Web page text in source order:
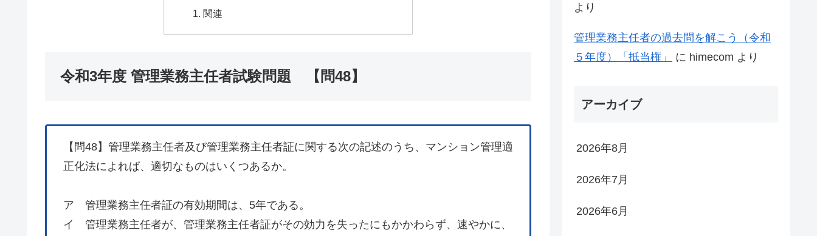
関連
令和3年度 管理業務主任者試験問題 【問48】
【問48】管理業務主任者及び管理業務主任者証に関する次の記述のうち、マンション管理適
正化法によれば、適切なものはいくつあるか。
ア 管理業務主任者証の有効期間は、5年である。
イ 管理業務主任者が、管理業務主任者証がその効力を失ったにもかかわらず、速やかに、
より
管理業務主任者の過去問を解こう（令和
５年度）「抵当権」
に himecom より
アーカイブ
2026年8月
2026年7月
2026年6月